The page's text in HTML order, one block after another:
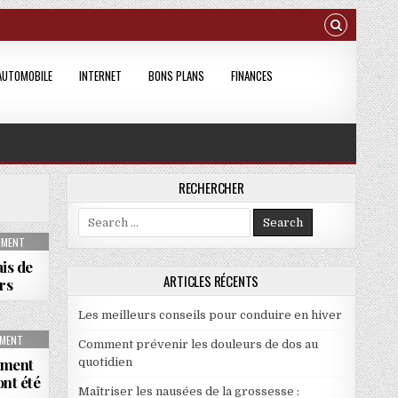
INTERNET BONS PLANS
FINANCES
VOTRE PLACEMENT IMMOBILIER ?
ON STRATÉGIES POUR RÉDUIRE LES FRAIS DE NOTAIRE ET DROITS IMMOBILIERS
de
IMMOBILIER DANS LES PYRÉNÉES-ORIENTALES
ON PANDÉMIE ET IMMOBILIER : COMMENT LES PRÉFÉRENCES DES ACHETEURS ONT ÉTÉ
été
RECHERCHER
Search for:
ARTICLES RÉCENTS
Les meilleurs conseils pour conduire en hiver
Comment prévenir les douleurs de dos au
quotidien
Maîtriser les nausées de la grossesse :